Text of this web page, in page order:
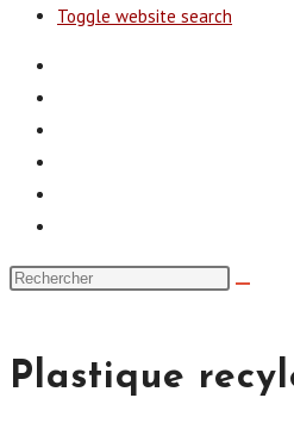
Toggle website search
Plastique